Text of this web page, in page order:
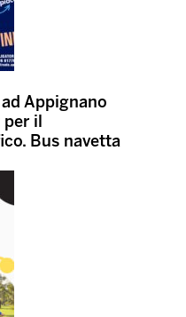
Appignano
per il
Bus navetta